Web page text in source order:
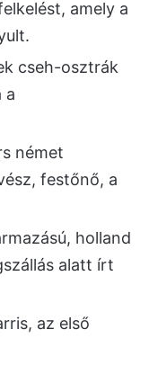
amely a
cseh-osztrák
a
német
festőnő, a
holland
alatt írt
az első